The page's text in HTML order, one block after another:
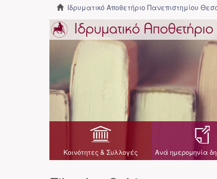
Ιδρυματικό Αποθετήριο Πανεπιστημίου
Κοινότητες & Συλλογές Ανά ημερομηνία